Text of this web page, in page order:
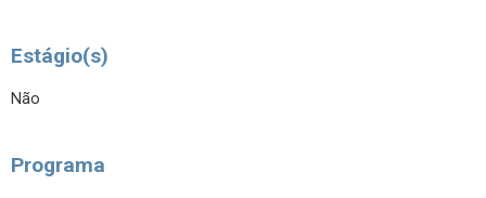
Estágio(s)
Não
Programa